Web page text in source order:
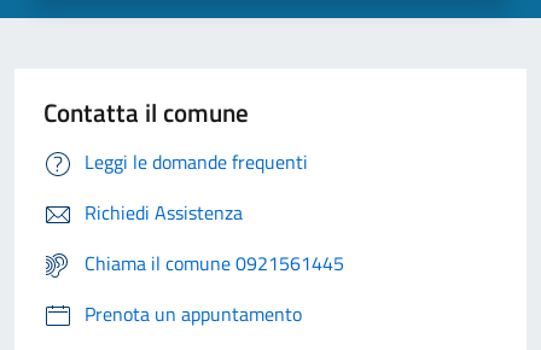
Contatta il comune
Leggi le domande frequenti
Richiedi Assistenza
Chiama il comune 0921561445
Prenota un appuntamento